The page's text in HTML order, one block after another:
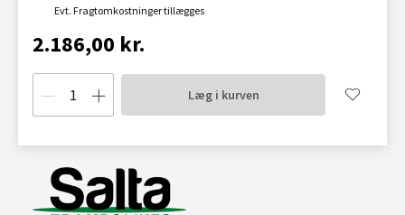
Evt. Fragtomkostninger tillægges
2.186,00 kr.
Læg i kurven